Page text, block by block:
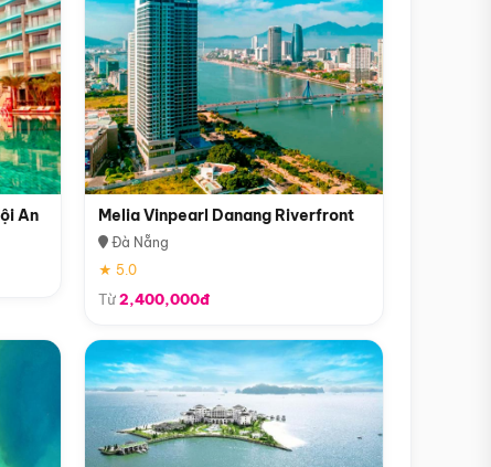
An Melia Vinpearl Danang Riverfront
Đà Nẵng
★ 5.0
Từ2,400,000đ